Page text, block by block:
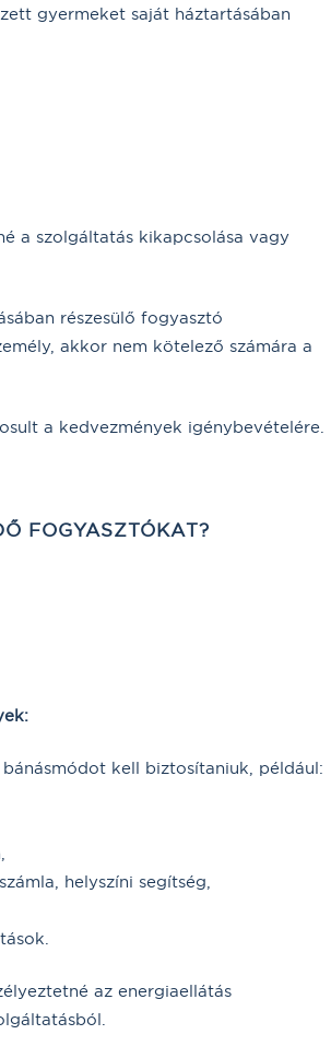
gyermeket saját háztartásában
a szolgáltatás kikapcsolása vagy
részesülő fogyasztó
akkor nem kötelező számára a
a kedvezmények igénybevételére.
FOGYASZTÓKAT?
kell biztosítaniuk, például:
helyszíni segítség,
az energiaellátás